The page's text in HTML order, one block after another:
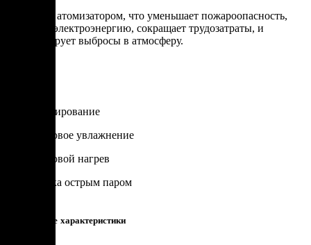
Оснащена атомизатором, что уменьшает пожароопасность,
экономит электроэнергию, сокращает трудозатраты, и
минимизирует выбросы в атмосферу.
Душирование
Паровое увлажнение
Паровой нагрев
Варка острым паром
Технические характеристики